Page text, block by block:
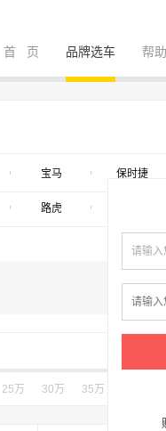
首 页 品牌选车 帮
宝马 保时捷
路虎
25万 30万 35万